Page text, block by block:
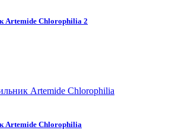
Artemide Chlorophilia 2
Artemide Chlorophilia